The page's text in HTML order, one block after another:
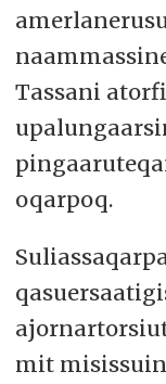
Tassani
oqarpoq.
mit